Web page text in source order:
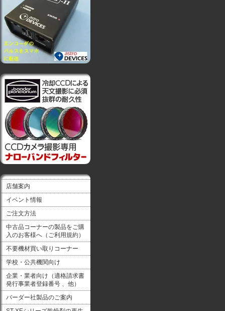
店舗案内
イベント情報
ご注文方法
中古品コーナーの製品をご購
入のお客様へ（ご利用規約）
不要機材買い取りコーナー
学校・公共機関向け
企業・業者向け（適格請求書
発行事業者登録番号 、他）
バーダー社製品のご案内